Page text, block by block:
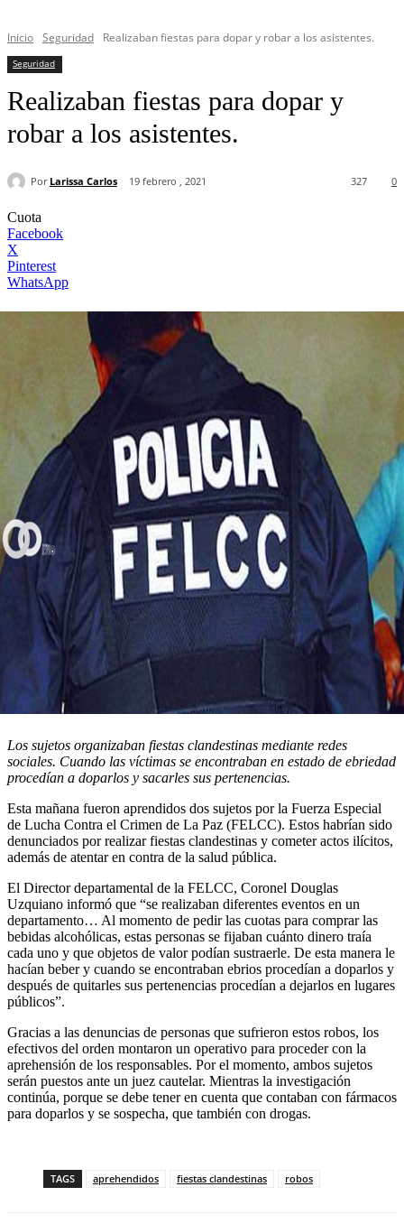
Inicio Seguridad Realizaban fiestas para dopar y robar a los asistentes.
Seguridad
Realizaban fiestas para dopar y
robar a los asistentes.
Por Larissa Carlos 19 febrero , 2021 0
327
Cuota
Facebook
X
Pinterest
WhatsApp
Los sujetos organizaban fiestas clandestinas mediante redes
sociales. Cuando las víctimas se encontraban en estado de ebriedad
procedían a doparlos y sacarles sus pertenencias.
Esta mañana fueron aprendidos dos sujetos por la Fuerza Especial
de Lucha Contra el Crimen de La Paz (FELCC). Estos habrían sido
denunciados por realizar fiestas clandestinas y cometer actos ilícitos,
además de atentar en contra de la salud pública.
El Director departamental de la FELCC, Coronel Douglas
Uzquiano informó que “se realizaban diferentes eventos en un
departamento… Al momento de pedir las cuotas para comprar las
bebidas alcohólicas, estas personas se fijaban cuánto dinero traía
cada uno y que objetos de valor podían sustraerle. De esta manera le
hacían beber y cuando se encontraban ebrios procedían a doparlos y
después de quitarles sus pertenencias procedían a dejarlos en lugares
públicos”.
Gracias a las denuncias de personas que sufrieron estos robos, los
efectivos del orden montaron un operativo para proceder con la
aprehensión de los responsables. Por el momento, ambos sujetos
serán puestos ante un juez cautelar. Mientras la investigación
continúa, porque se debe tener en cuenta que contaban con fármacos
para doparlos y se sospecha, que también con drogas.
TAGS aprehendidos fiestas clandestinas robos